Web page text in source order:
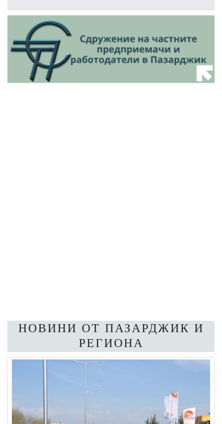
НОВИНИ ОТ ПАЗАРДЖИК И
РЕГИОНА